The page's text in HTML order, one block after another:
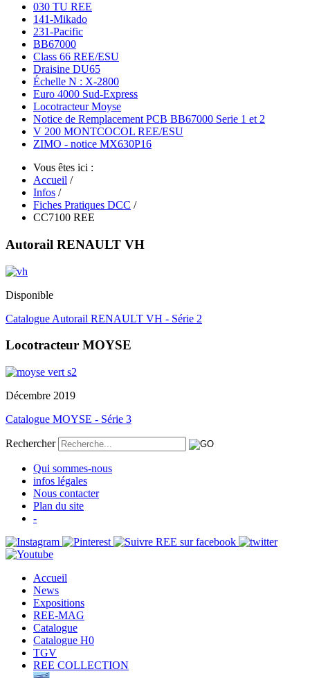
030 TU REE
141-Mikado
231-Pacific
BB67000
Class 66 REE/ESU
Draisine DU65
Échelle N : X-2800
Euro 4000 Sud-Express
Locotracteur Moyse
Notice de Remplacement PCB BB67000 Serie 1 et 2
V 200 MONTCOCOL REE/ESU
ZIMO - notice MX630P16
Vous êtes ici :
Accueil /
Infos /
Fiches Pratiques DCC /
CC7100 REE
Autorail RENAULT VH
Disponible
Catalogue Autorail RENAULT VH - Série 2
Locotracteur MOYSE
Décembre 2019
Catalogue MOYSE - Série 3
Rechercher
Qui sommes-nous
infos légales
Nous contacter
Plan du site
-
Accueil
News
Expositions
REE-MAG
Catalogue
Catalogue H0
TGV
REE COLLECTION